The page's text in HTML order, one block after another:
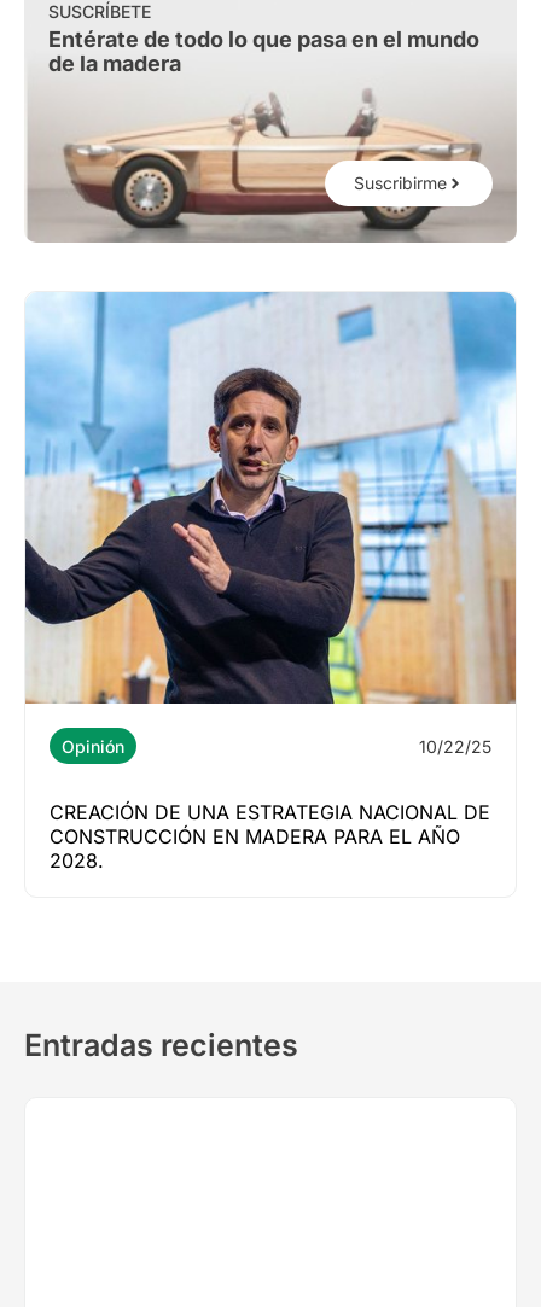
SUSCRÍBETE
Entérate de todo lo que pasa en el mundo
de la madera
Suscribirme
Opinión 10/22/25
CREACIÓN DE UNA ESTRATEGIA NACIONAL DE
CONSTRUCCIÓN EN MADERA PARA EL AÑO
2028.
Entradas recientes